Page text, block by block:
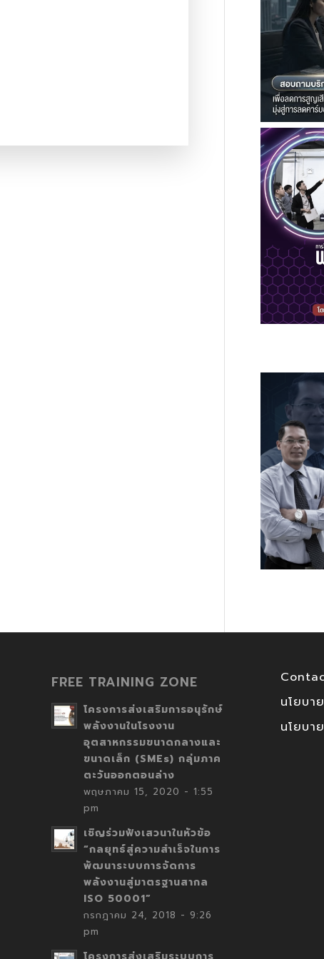
FREE TRAINING ZONE
โครงการส่งเสริมการอนุรักษ์
พลังงานในโรงงาน
อุตสาหกรรมขนาดกลางและ
ขนาดเล็ก (SMEs) กลุ่มภาค
ตะวันออกตอนล่าง
พฤษภาคม 15, 2020 - 1:55
pm
เชิญร่วมฟังเสวนาในหัวข้อ
“กลยุทธ์สู่ความสำเร็จในการ
พัฒนาระบบการจัดการ
พลังงานสู่มาตรฐานสากล
ISO 50001”
กรกฎาคม 24, 2018 - 9:26
pm
นโยบา
นโยบา